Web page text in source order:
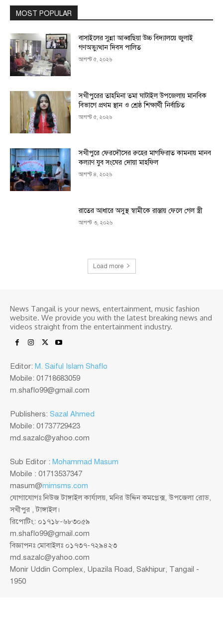
MOST POPULAR
বাসাইলের সুন্না আব্বাছিয়া উচ্চ বিদ্যালয়ে জুলাই
গণঅভ্যুত্থান দিবস পালিত
আগস্ট ৫, ২০২৬
সখীপুরের তাহমিনা তমা ঘাটাইল উপজেলায় মানবিক
বিভাগে প্রথম স্থান ও শ্রেষ্ঠ শিক্ষার্থী নির্বাচিত
আগস্ট ৫, ২০২৬
সখীপুরে ফেরদৌসের রুহের মাগফিরাত কামনায় মানব
কল্যাণ যুব সংঘের দোয়া মাহফিল
আগস্ট ৪, ২০২৬
রাতের আধারে অসুস্থ স্বামীকে রাস্তায় ফেলে গেল স্ত্রী
আগস্ট ৩, ২০২৬
Load more
News Tangail is your news, entertainment, music fashion
website. We provide you with the latest breaking news and
videos straight from the entertainment industry.
Editor: M. Saiful Islam Shaflo
Mobile: 01718683059
m.shaflo99@gmail.com
Publishers: Sazal Ahmed
Mobile: 01737729423
md.sazalc@yahoo.com
Sub Editor : Mohammad Masum
Mobile : 01713537347
masum@mimsms.com
যোগাযোগঃ নিউজ টাঙ্গাইল কার্যালয়, মনির উদ্দিন কমপ্লেক্স, উপজেলা রোড,
সখীপুর , টাঙ্গাইল।
রিপোটিং: ০১৭১৮-৬৮৩০৫৯
m.shaflo99@gmail.com
বিজ্ঞাপনঃ মোবাইলঃ ০১৭৩৭-৭২৯৪২৩
md.sazalc@yahoo.com
Monir Uddin Complex, Upazila Road, Sakhipur, Tangail -
1950